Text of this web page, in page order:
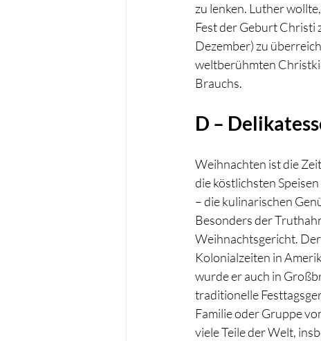
zu lenken. Luther
Fest der Geburt Christi
Dezember) zu
weltberühmten
Brauchs.
D –
Weihnachten ist die
die köstlichsten
– die kulinarischen
Besonders der
Weihnachtsgericht.
Kolonialzeiten in
wurde er auch in
traditionelle
Familie oder Gruppe
viele Teile der Welt,